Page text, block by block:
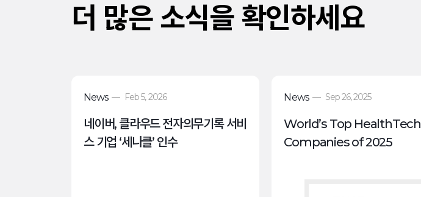
더 많은 소식을 확인하세요
News — Feb 5, 2026
네이버, 클라우드 전자의무기록 서비
스 기업 ‘세나클’ 인수
News — Sep 26, 2025
World’s Top HealthTech
Companies of 2025